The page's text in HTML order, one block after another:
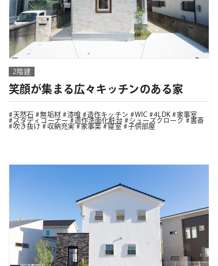
2階建
笑顔が集まる広々キッチンのある家
天然石 無垢材 漆喰 造作キッチン WIC 4LDK
家事室
スタディコーナー
造作洗面化粧台 シューズクローク
書斎
吹き抜け
収納充実 家事楽 寝室 子供部屋